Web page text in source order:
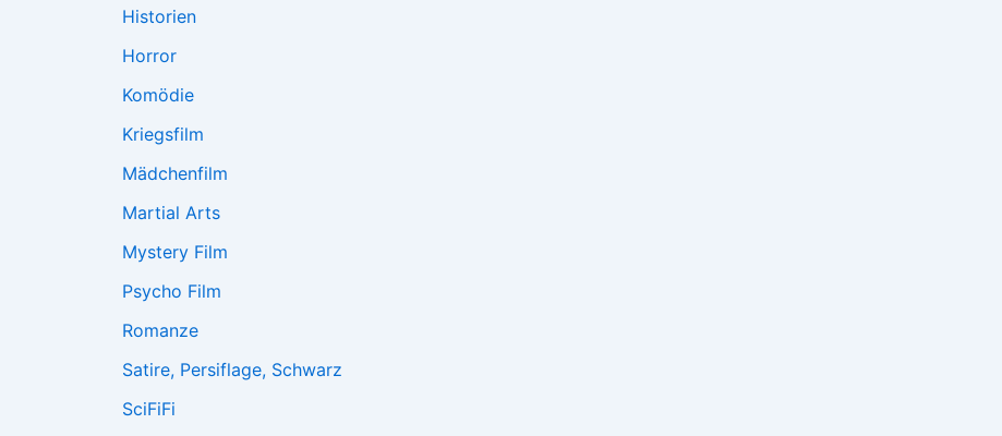
Historien
Horror
Komödie
Kriegsfilm
Mädchenfilm
Martial Arts
Mystery Film
Psycho Film
Romanze
Satire, Persiflage, Schwarz
SciFiFi